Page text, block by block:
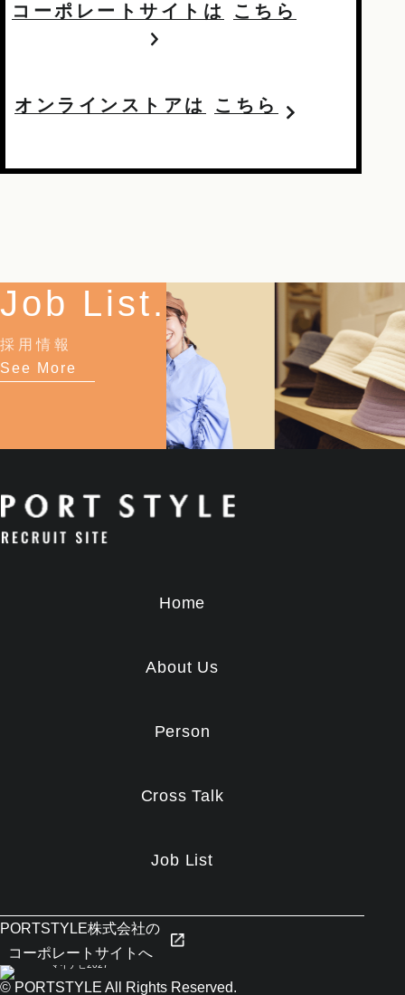
コーポレートサイトは こちら
オンラインストアは こちら
Job List.
採用情報
See More
Home
About Us
Person
Cross Talk
Job List
PORTSTYLE株式会社の
コーポレートサイトへ
© PORTSTYLE All Rights Reserved.